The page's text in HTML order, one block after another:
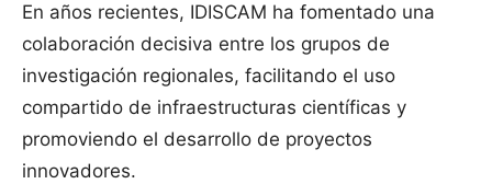
En años recientes, IDISCAM ha fomentado una
colaboración decisiva entre los grupos de
investigación regionales, facilitando el uso
compartido de infraestructuras científicas y
promoviendo el desarrollo de proyectos
innovadores.